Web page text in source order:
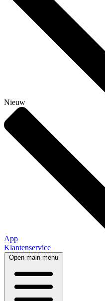
Nieuw
App
Klantenservice
Open main menu